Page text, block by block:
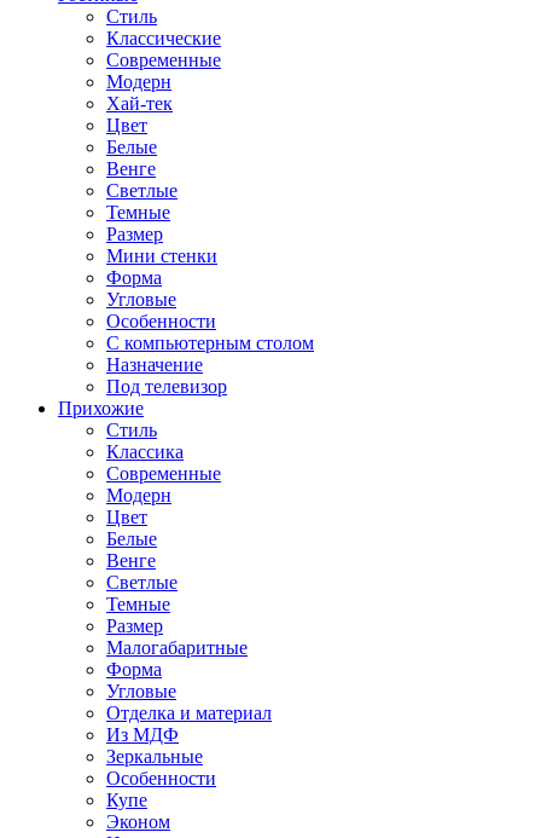
Стиль
Классические
Современные
Модерн
Хай-тек
Цвет
Белые
Венге
Светлые
Темные
Размер
Мини стенки
Форма
Угловые
Особенности
С компьютерным столом
Назначение
Под телевизор
Прихожие
Стиль
Классика
Современные
Модерн
Цвет
Белые
Венге
Светлые
Темные
Размер
Малогабаритные
Форма
Угловые
Отделка и материал
Из МДФ
Зеркальные
Особенности
Купе
Эконом